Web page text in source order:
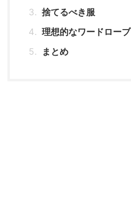
捨てるべき服
理想的なワードローブ
まとめ